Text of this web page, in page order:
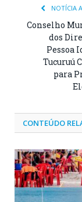
NOTÍCIA
Conselho
dos
Pessoa
Tucuruú
para
CONTEÚDO